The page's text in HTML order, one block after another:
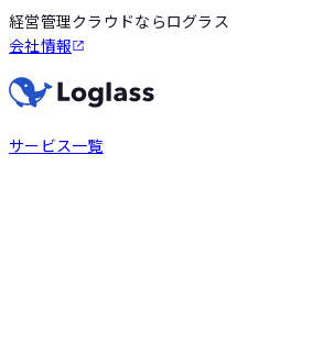
経営管理クラウドならログラス
会社情報
サービス一覧